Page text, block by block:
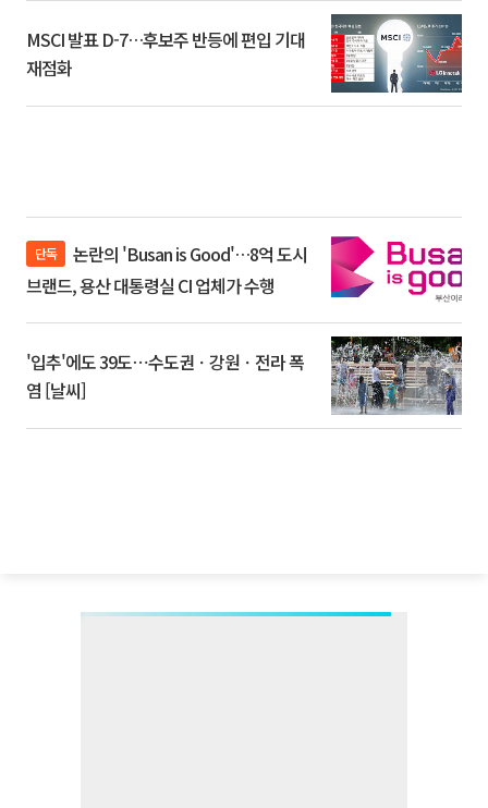
MSCI 발표 D-7…후보주 반등에 편입 기대
재점화
단독
브랜드, 용산 대통령실 CI 업체가 수행
'입추'에도 39도⋯수도권ㆍ강원ㆍ전라 폭
염 [날씨]